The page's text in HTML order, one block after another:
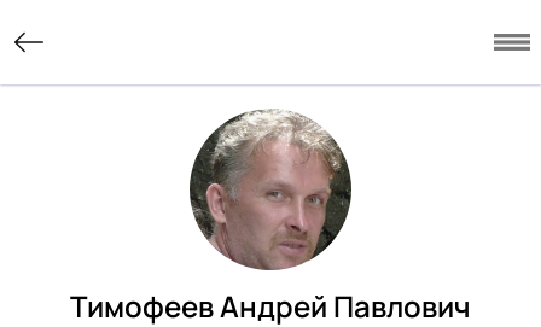
Тимофеев Андрей Павлович